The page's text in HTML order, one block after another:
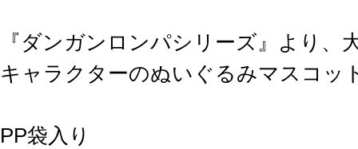
『ダンガンロンパシリーズ』より、
キャラクターのぬいぐるみマスコッ
PP袋入り